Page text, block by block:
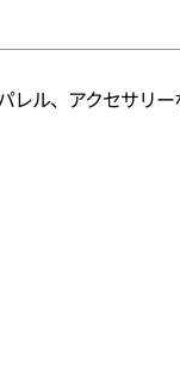
ル、アクセサリ